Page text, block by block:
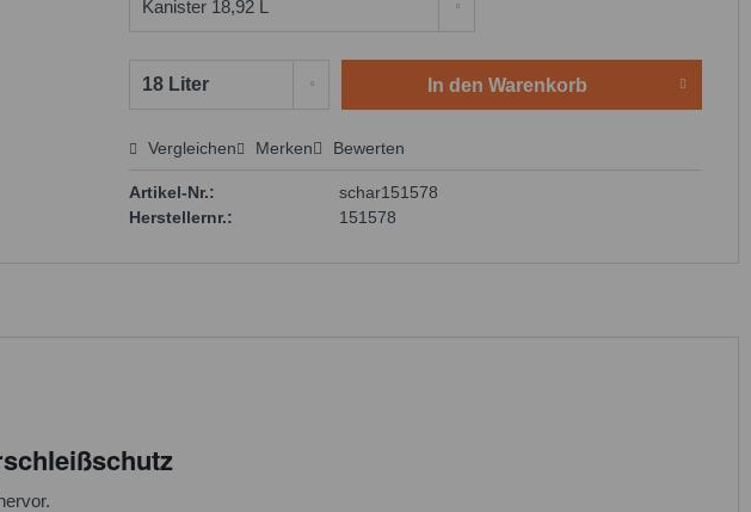
In den Warenkorb
Preis anfragen
Vergleichen Merken Bewerten
Artikel-Nr.:
schar151578
Herstellernr.:
151578